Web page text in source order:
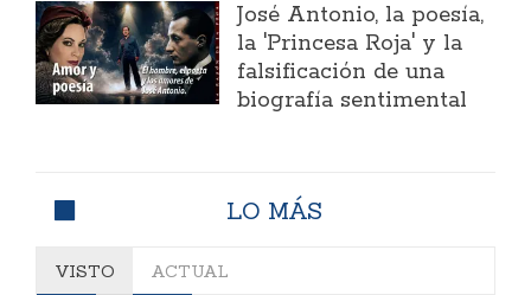
José Antonio, la poesía,
la 'Princesa Roja' y la
falsificación de una
biografía sentimental
LO MÁS
VISTO ACTUAL